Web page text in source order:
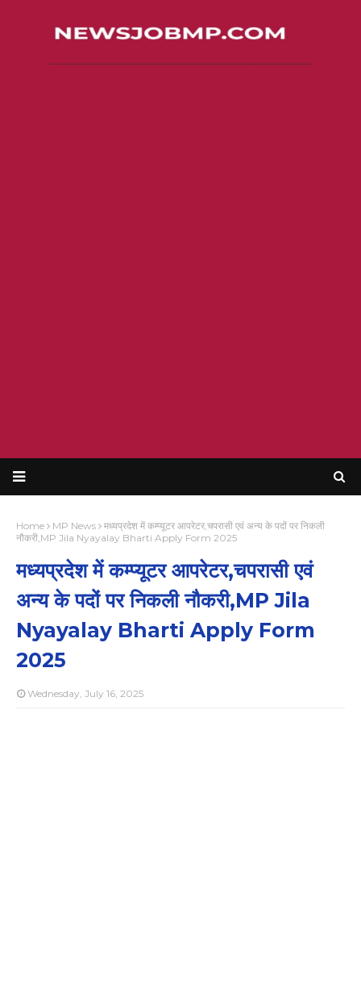
Home MP News
मध्यप्रदेश में कम्प्यूटर आपरेटर,चपरासी एवं अन्य के पदों पर निकली
नौकरी,MP Jila Nyayalay Bharti Apply Form 2025
मध्यप्रदेश में कम्प्यूटर आपरेटर,चपरासी एवं
अन्य के पदों पर निकली नौकरी,MP Jila
Nyayalay Bharti Apply Form
2025
Wednesday, July 16, 2025